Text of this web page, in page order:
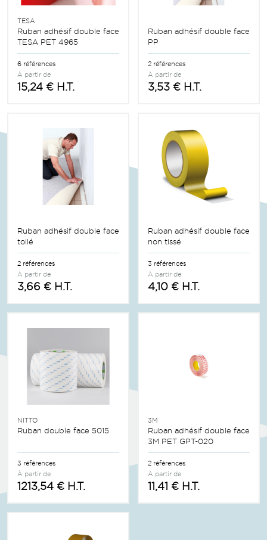
TESA
Ruban adhésif double face
TESA PET 4965
6 références
À partir de
15,24 € H.T.
Ruban adhésif double face
PP
2 références
À partir de
3,53 € H.T.
Ruban adhésif double face
toilé
2 références
À partir de
3,66 € H.T.
Ruban adhésif double face
non tissé
3 références
À partir de
4,10 € H.T.
NITTO
Ruban double face 5015
3 références
À partir de
1213,54 € H.T.
3M
Ruban adhésif double face
3M PET GPT-020
2 références
À partir de
11,41 € H.T.